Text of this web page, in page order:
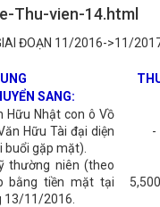
Thu-vien-14.html
ĐOẠN 11/2016->11/
SANG:
Hữu Nhật con ô Vồ
Hữu Tài đại diện
buổi gặp mặt).
thường niên (theo
bằng tiền mặt tại
13/11/2016.